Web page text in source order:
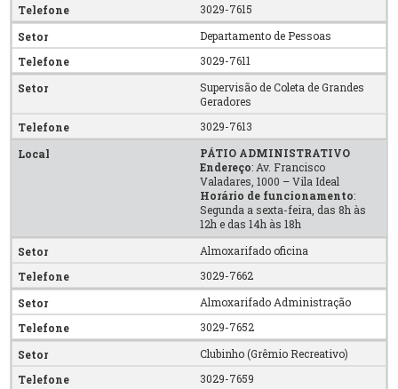
3029-7615
Departamento de Pessoas
3029-7611
Supervisão de Coleta de Grandes
Geradores
3029-7613
PÁTIO ADMINISTRATIVO
Endereço: Av. Francisco
Valadares, 1000 – Vila Ideal
Horário de funcionamento:
Segunda a sexta-feira, das 8h às
12h e das 14h às 18h
Almoxarifado oficina
3029-7662
Almoxarifado Administração
3029-7652
Clubinho (Grêmio Recreativo)
3029-7659